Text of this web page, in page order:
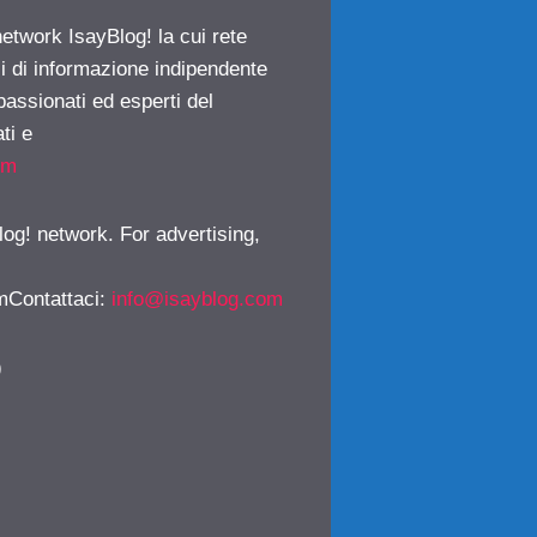
IsayBlog! la cui rete
informazione indipendente
ed esperti del
e
network. For advertising,
: info@isayblog.com